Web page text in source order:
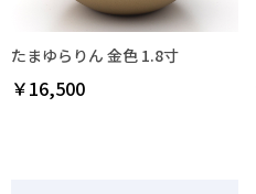
たまゆらりん 金色 1.8寸
￥16,500